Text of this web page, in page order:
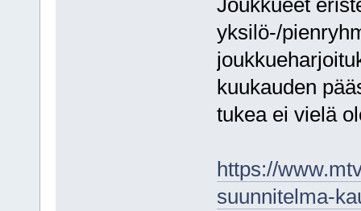
Joukkueet
yksilö-/
kuukauden
tukea ei vielä
https://
suunnitelma-